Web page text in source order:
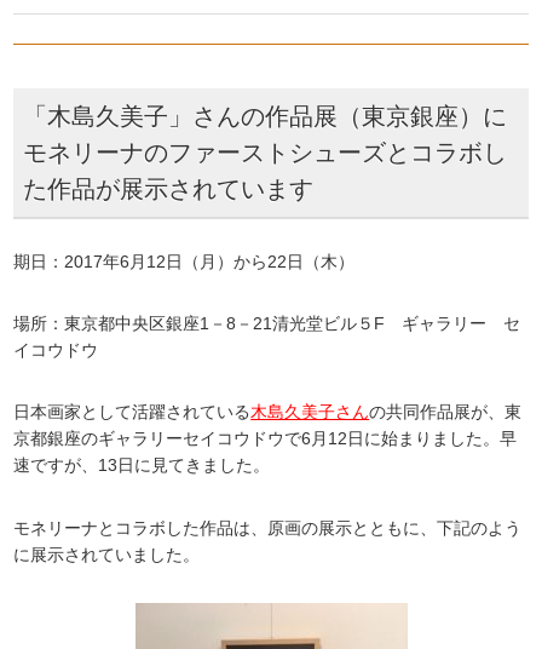
「木島久美子」さんの作品展（東京銀座）に
モネリーナのファーストシューズとコラボし
た作品が展示されています
期日：2017年6月12日（月）から22日（木）
場所：東京都中央区銀座1－8－21清光堂ビル５F ギャラリー セ
イコウドウ
日本画家として活躍されている木島久美子さんの共同作品展が、東
京都銀座のギャラリーセイコウドウで6月12日に始まりました。早
速ですが、13日に見てきました。
モネリーナとコラボした作品は、原画の展示とともに、下記のよう
に展示されていました。